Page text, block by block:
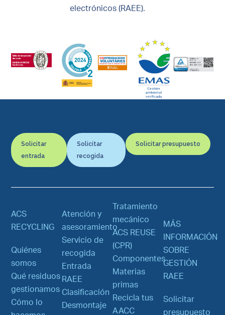
electrónicos (RAEE).
Solicitar
entrada
Solicitar
recogida
Solicitar presupuesto
ACS
RECYCLING
Quiénes
somos
Qué residuos
gestionamos
Cómo lo
Atención y
asesoramiento
Servicio de
recogida
Entrada
RAEE
Clasificación
Desmontaje
Tratamiento
mecánico
ACS REUSE
(CPR)
Componentes
Materias
primas
Recicla tus
AACC
MÁS
INFORMACIÓN
SOBRE
GESTIÓN
RAEE
Solicitar
presupuesto